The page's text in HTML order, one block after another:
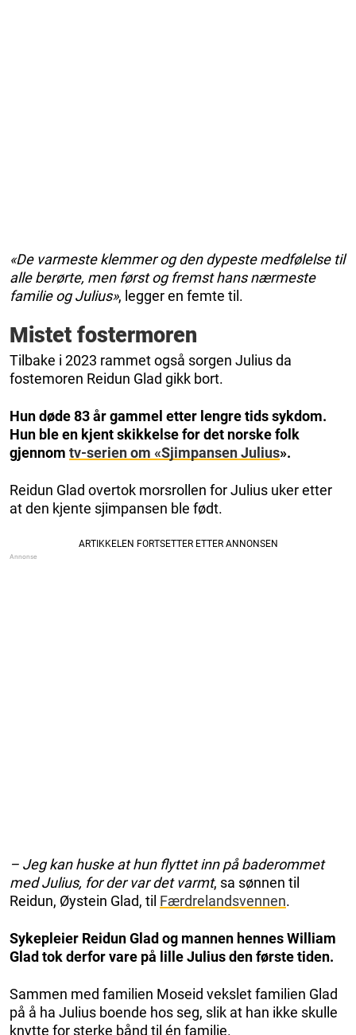
«De varmeste klemmer og den dypeste medfølelse til
alle berørte, men først og fremst hans nærmeste
familie og Julius», legger en femte til.
Mistet fostermoren
Tilbake i 2023 rammet også sorgen Julius da
fostemoren Reidun Glad gikk bort.
Hun døde 83 år gammel etter lengre tids sykdom.
Hun ble en kjent skikkelse for det norske folk
gjennom tv-serien om «Sjimpansen Julius».
Reidun Glad overtok morsrollen for Julius uker etter
at den kjente sjimpansen ble født.
– Jeg kan huske at hun flyttet inn på baderommet
med Julius, for der var det varmt, sa sønnen til
Reidun, Øystein Glad, til Færdrelandsvennen.
Sykepleier Reidun Glad og mannen hennes William
Glad tok derfor vare på lille Julius den første tiden.
Sammen med familien Moseid vekslet familien Glad
på å ha Julius boende hos seg, slik at han ikke skulle
knytte for sterke bånd til én familie.